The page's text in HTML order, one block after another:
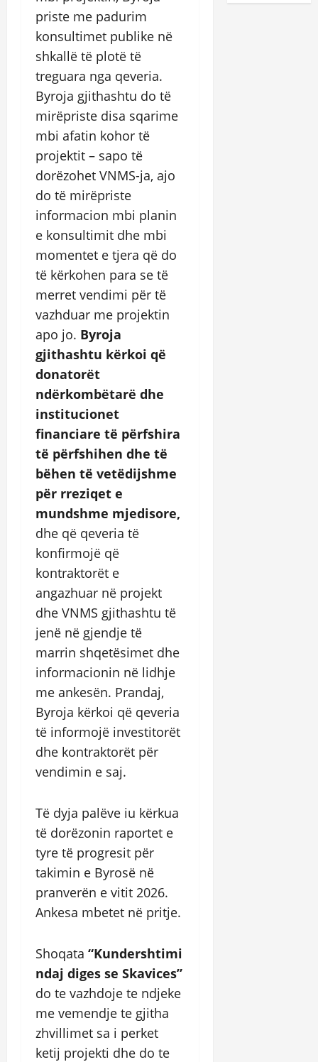
priste me padurim
konsultimet publike në
shkallë të plotë të
treguara nga qeveria.
Byroja gjithashtu do të
mirëpriste disa sqarime
mbi afatin kohor të
projektit – sapo të
dorëzohet VNMS-ja, ajo
do të mirëpriste
informacion mbi planin
e konsultimit dhe mbi
momentet e tjera që do
të kërkohen para se të
merret vendimi për të
vazhduar me projektin
apo jo. Byroja
gjithashtu kërkoi që
donatorët
ndërkombëtarë dhe
institucionet
financiare të përfshira
të përfshihen dhe të
bëhen të vetëdijshme
për rreziqet e
mundshme mjedisore,
dhe që qeveria të
konfirmojë që
kontraktorët e
angazhuar në projekt
dhe VNMS gjithashtu të
jenë në gjendje të
marrin shqetësimet dhe
informacionin në lidhje
me ankesën. Prandaj,
Byroja kërkoi që qeveria
të informojë investitorët
dhe kontraktorët për
vendimin e saj.
Të dyja palëve iu kërkua
të dorëzonin raportet e
tyre të progresit për
takimin e Byrosë në
pranverën e vitit 2026.
Ankesa mbetet në pritje.
Shoqata “Kundershtimi
ndaj diges se Skavices”
do te vazhdoje te ndjeke
me vemendje te gjitha
zhvillimet sa i perket
ketij projekti dhe do te